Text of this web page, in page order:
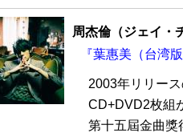
周杰倫（ジェイ・
『葉惠美（台湾
2003年リリー
CD+DVD2枚組
第十五屆金曲獎